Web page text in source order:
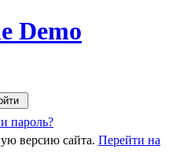
Demo
пароль?
версию сайта. Перейти на